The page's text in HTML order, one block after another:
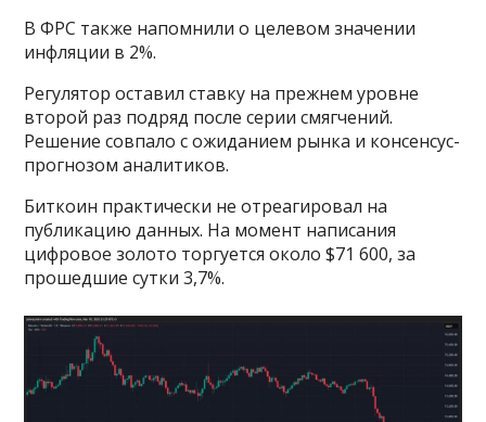
В ФРС также напомнили о целевом значении
инфляции в 2%.
Регулятор оставил ставку на прежнем уровне
второй раз подряд после серии смягчений.
Решение совпало с ожиданием рынка и консенсус-
прогнозом аналитиков.
Биткоин практически не отреагировал на
публикацию данных. На момент написания
цифровое золото торгуется около $71 600, за
прошедшие сутки 3,7%.